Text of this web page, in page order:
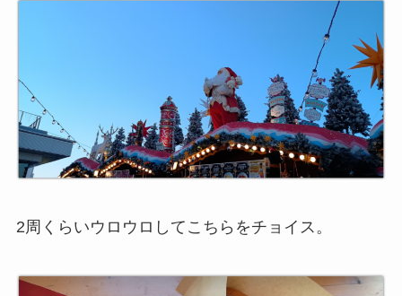
2周くらいウロウロしてこちらをチョイス。